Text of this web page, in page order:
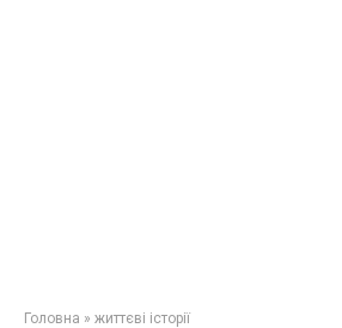
Головна » життєві історії